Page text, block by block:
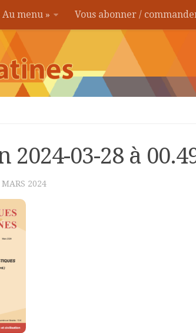
Au menu » Vous abonner /
2024-03-28 à
MARS 2024